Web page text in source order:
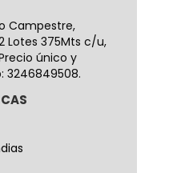
Campestre,
Lotes 375Mts c/u,
único y
3246849508.